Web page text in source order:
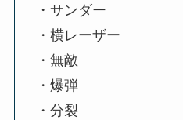
・サンダー
・横レーザー
・無敵
・爆弾
・分裂